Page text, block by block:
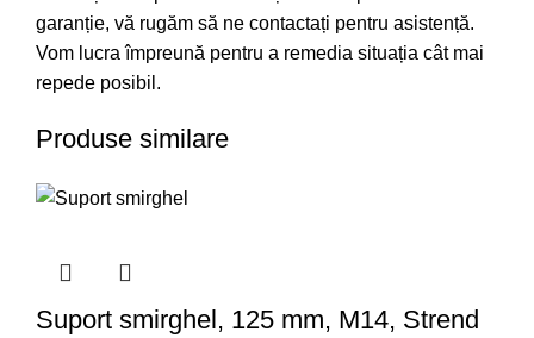
garanție, vă rugăm să ne contactați pentru asistență.
Vom lucra împreună pentru a remedia situația cât mai
repede posibil.
Produse similare
Suport smirghel, 125 mm, M14, Strend